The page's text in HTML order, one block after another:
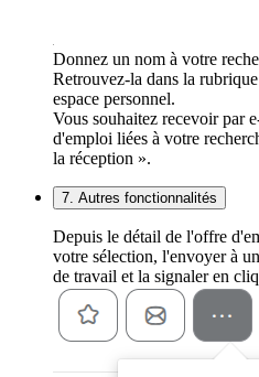
Donnez un nom à votre
Retrouvez-la dans la
espace personnel.
Vous souhaitez recevoir par
d'emploi liées à votre
la réception ».
7. Autres fonctionnalités
Depuis le détail de l'offre
votre sélection, l'envoyer à
de travail et la signaler en